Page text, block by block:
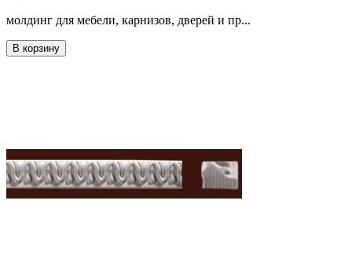
молдинг для мебели, карнизов, дверей и пр...
В корзину